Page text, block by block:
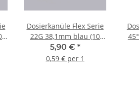
Dosierkanüle Flex Serie
22G 38,1mm blau (10
Stück)
5,90 € *
0,59 € per 1